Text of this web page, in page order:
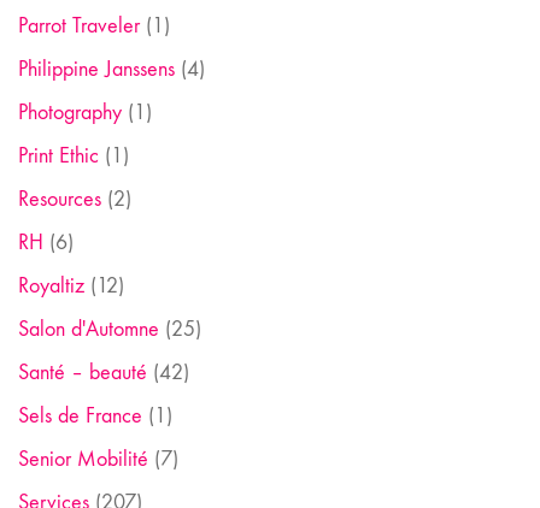
Parrot Traveler(1)
Philippine Janssens (4)
Photography (1)
Print Ethic (1)
Resources (2)
RH (6)
Royaltiz (12)
Salon d'Automne (25)
Santé – beauté (42)
Sels de France (1)
Senior Mobilité (7)
Services (207)